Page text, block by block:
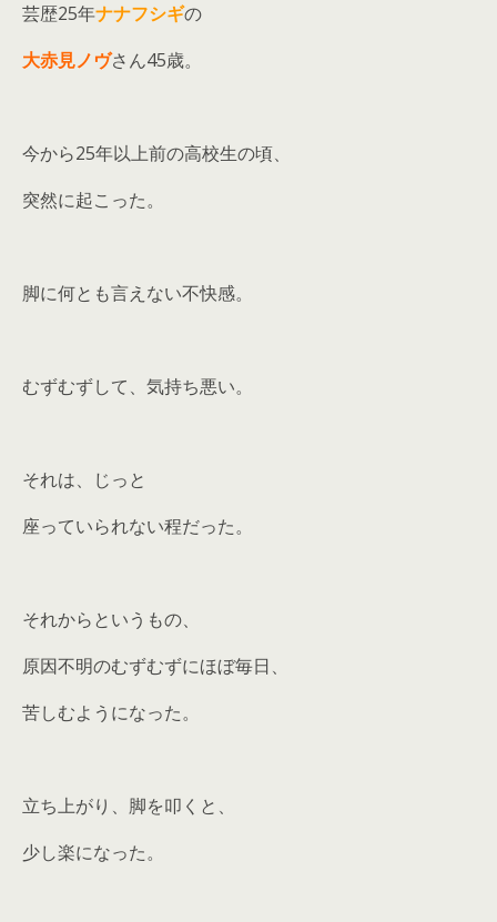
芸歴25年ナナフシギの
大赤見ノヴさん45歳。
今から25年以上前の高校生の頃、
突然に起こった。
脚に何とも言えない不快感。
むずむずして、気持ち悪い。
それは、じっと
座っていられない程だった。
それからというもの、
原因不明のむずむずにほぼ毎日、
苦しむようになった。
立ち上がり、脚を叩くと、
少し楽になった。